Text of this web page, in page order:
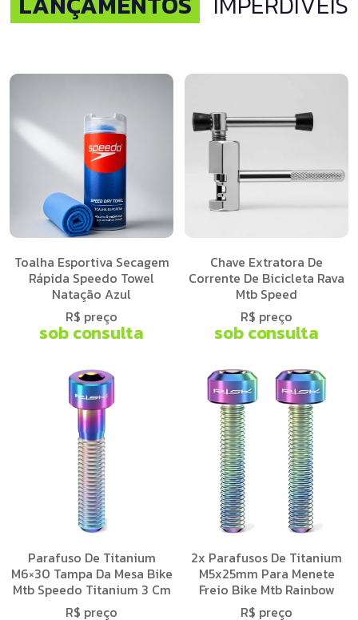
Toalha Esportiva Secagem
Rápida Speedo Towel
Natação Azul
R$ preço
sob consulta
Chave Extratora De
Corrente De Bicicleta Rava
Mtb Speed
R$ preço
sob consulta
Parafuso De Titanium
M6×30 Tampa Da Mesa Bike
Mtb Speedo Titanium 3 Cm
R$ preço
2x Parafusos De Titanium
M5x25mm Para Menete
Freio Bike Mtb Rainbow
R$ preço